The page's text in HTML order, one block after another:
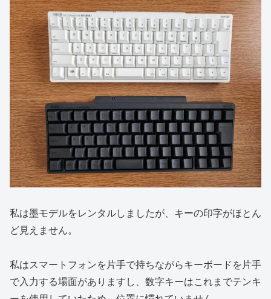
私は墨モデルをレンタルしましたが、キーの印字がほとん
ど見えません。
私はスマートフォンを片手で持ちながらキーボードを片手
で入力する場面がありますし、数字キーはこれまでテンキ